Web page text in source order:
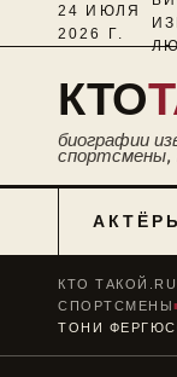
24 ИЮЛЯ
2026 Г.
КТО
биографии
спортсмены,
КТО ТАКОЙ.RU
СПОРТСМЕНЫ
ТОНИ